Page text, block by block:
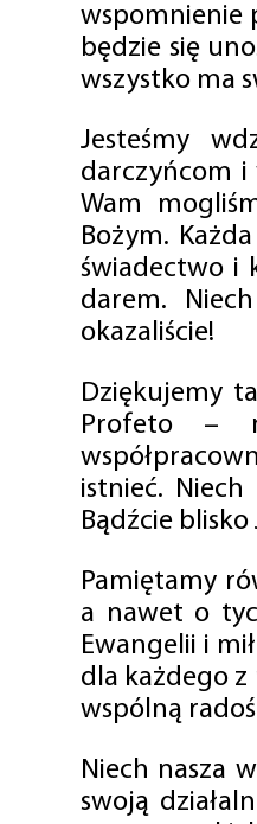
wspomnienie
będzie się
wszystko ma
Jesteśmy
darczyńcom i
Wam
Bożym.
świadectwo i
darem.
okazaliście!
Dziękujemy
Profeto –
istnieć. Niech
Bądźcie blisko
Pamiętamy
a nawet o
Ewangelii i
dla każdego z
wspólną
Niech nasza
swoją